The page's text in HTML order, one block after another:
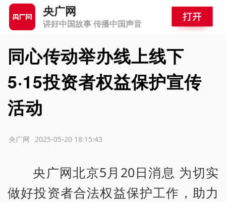
央广网
讲好中国故事 传播中国声音
同心传动举办线上线下
5·15投资者权益保护宣传
活动
2025-05-20 18:15:43
央广网
央广网北京5月20日消息 为切实
做好投资者合法权益保护工作，助力